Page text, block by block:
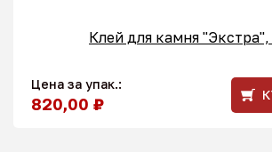
Клей для камня "Экстра",
Цена за упак.:
820,00 ₽